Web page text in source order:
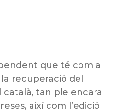
que té com a
recuperació del
tan ple encara
així com l’edició